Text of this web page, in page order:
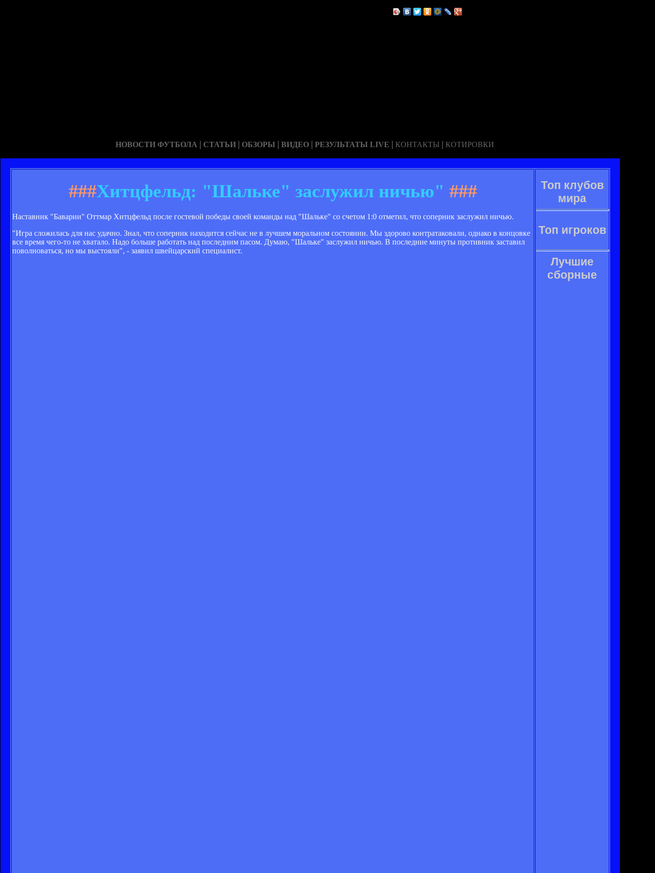
НОВОСТИ ФУТБОЛА | СТАТЬИ | ОБЗОРЫ | ВИДЕО | РЕЗУЛЬТАТЫ LIVE | КОНТАКТЫ | КОТИРОВКИ
###Хитцфельд: "Шальке" заслужил ничью" ###
Наставник "Баварии" Оттмар Хитцфельд после гостевой победы своей команды над "Шальке" со счетом 1:0 отметил, что соперник заслужил ничью.
"Игра сложилась для нас удачно. Знал, что соперник находится сейчас не в лучшем моральном состоянии. Мы здорово контратаковали, однако в концовке
все время чего-то не хватало. Надо больше работать над последним пасом. Думаю, "Шальке" заслужил ничью. В последние минуты противник заставил
поволноваться, но мы выстояли", - заявил швейцарский специалист.
Топ клубов
мира
Топ игроков
Лучшие
сборные